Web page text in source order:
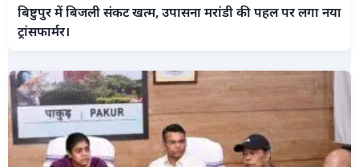
बिष्टुपुर में बिजली संकट खत्म, उपासना मरांडी की पहल पर लगा नया
ट्रांसफार्मर।